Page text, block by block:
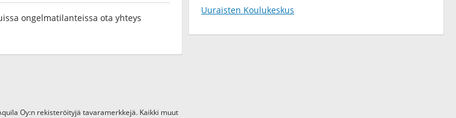
Uuraisten Koulukeskus
ongelmatilanteissa ota yhteys
Oy:n rekisteröityjä tavaramerkkejä. Kaikki muut